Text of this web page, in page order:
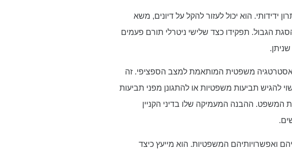
הוא יכול לעזור להקל על דיונים, משא
הגבול. תפקידו כצד שלישי ניטרלי תורם פעמים
אסטרטגיה משפטית המותאמת למצב הספציפי. זה
להגיש תביעות משפטיות או להתגונן מפני תביעות
המשפט. ההבנה המעמיקה שלו בדיני הקניין
ואפשרויותיהם המשפטיות. הוא מייעץ כיצד